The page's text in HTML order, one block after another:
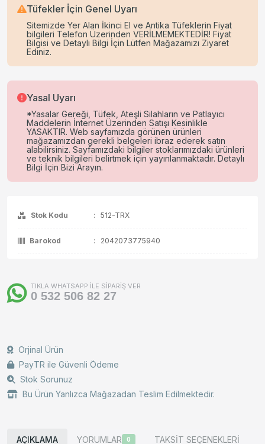
Tüfekler İçin Genel Uyarı
Sitemizde Yer Alan İkinci El ve Antika Tüfeklerin Fiyat
bilgileri Telefon Üzerinden VERİLMEMEKTEDİR! Fiyat
Bilgisi ve Detaylı Bilgi İçin Lütfen Mağazamızı Ziyaret
Ediniz.
Yasal Uyarı
*Yasalar Gereği, Tüfek, Ateşli Silahların ve Patlayıcı
Maddelerin İnternet Üzerinden Satışı Kesinlikle
YASAKTIR. Web sayfamızda görünen ürünleri
mağazamızdan gerekli belgeleri ibraz ederek satın
alabilirsiniz. Sayfamızdaki bilgiler stoklarımızdaki ürünleri
ve teknik bilgileri belirtmek için yayınlanmaktadır. Detaylı
Bilgi İçin Bizi Arayın.
Stok Kodu : 512-TRX
Barokod : 2042073775940
TIKLA WHATSAPP İLE SİPARİŞ VER
0 532 506 82 27
Orjinal Ürün
PayTR ile Güvenli Ödeme
Stok Sorunuz
Bu Ürün Yanlızca Mağazadan Teslim Edilmektedir.
AÇIKLAMA YORUMLAR 0 TAKSİT SEÇENEKLERİ